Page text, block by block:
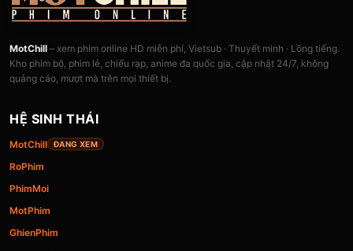
MotChill – xem phim online HD miễn phí, Vietsub · Thuyết minh · Lồng tiếng.
Kho phim bộ, phim lẻ, chiếu rạp, anime đa quốc gia, cập nhật 24/7, không
quảng cáo, mượt mà trên mọi thiết bị.
HỆ SINH THÁI
MotChill ĐANG XEM
RoPhim
PhimMoi
MotPhim
GhienPhim